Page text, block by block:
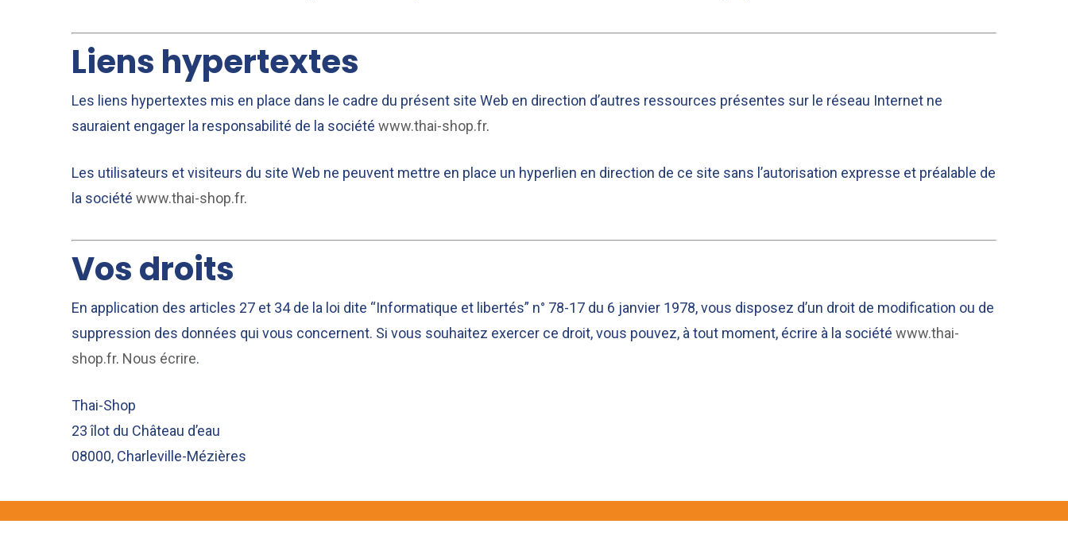
Liens hypertextes
Les liens hypertextes mis en place dans le cadre du présent site Web en direction d’autres ressources présentes sur le réseau Internet ne
sauraient engager la responsabilité de la sociétéwww.thai-shop.fr.
Les utilisateurs et visiteurs du site Web ne peuvent mettre en place un hyperlien en direction de ce site sans l’autorisation expresse et préalable de
la sociétéwww.thai-shop.fr.
Vos droits
En application des articles 27 et 34 de la loi dite “Informatique et libertés” n° 78-17 du 6 janvier 1978, vous disposez d’un droit de modification ou de
suppression des données qui vous concernent. Si vous souhaitez exercer ce droit, vous pouvez, à tout moment, écrire à la sociétéwww.thai-
shop.fr. Nous écrire.
Thai-Shop
23 îlot du Château d’eau
08000, Charleville-Mézières